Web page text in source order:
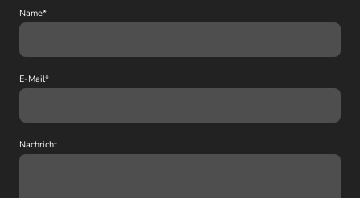
Name*
E-Mail*
Nachricht